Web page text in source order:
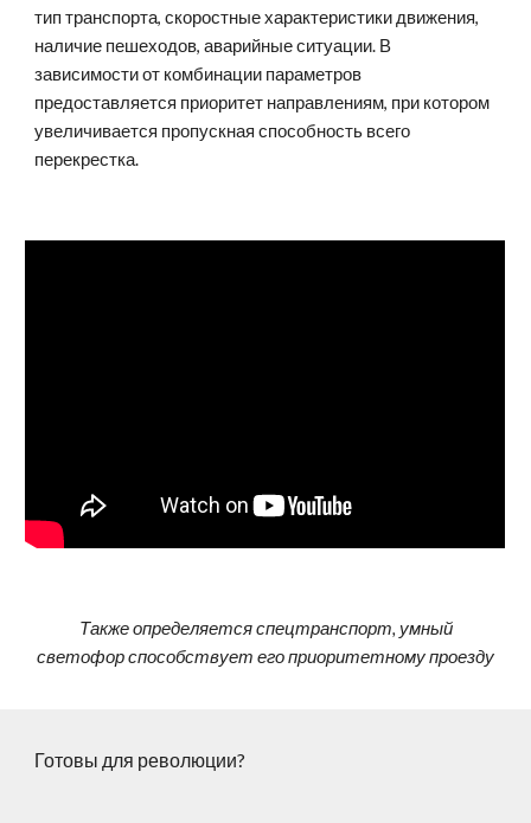
тип транспорта, скоростные характеристики движения,
наличие пешеходов, аварийные ситуации. В
зависимости от комбинации параметров
предоставляется приоритет направлениям, при котором
увеличивается пропускная способность всего
перекрестка.
Также определяется спецтранспорт, умный
светофор способствует его приоритетному проезду
Готовы для революции?